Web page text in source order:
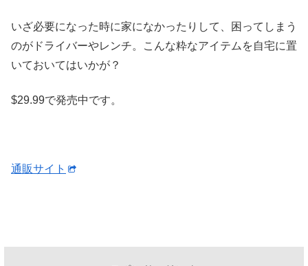
いざ必要になった時に家になかったりして、困ってしまう
のがドライバーやレンチ。こんな粋なアイテムを自宅に置
いておいてはいかが？
$29.99で発売中です。
通販サイト